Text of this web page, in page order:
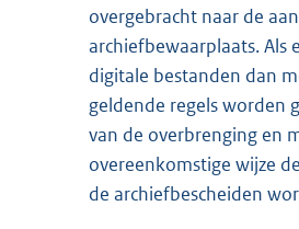
overgebracht naar de
archiefbewaarplaats. Als
digitale bestanden dan
geldende regels worden
van de overbrenging en
overeenkomstige wijze
de archiefbescheiden